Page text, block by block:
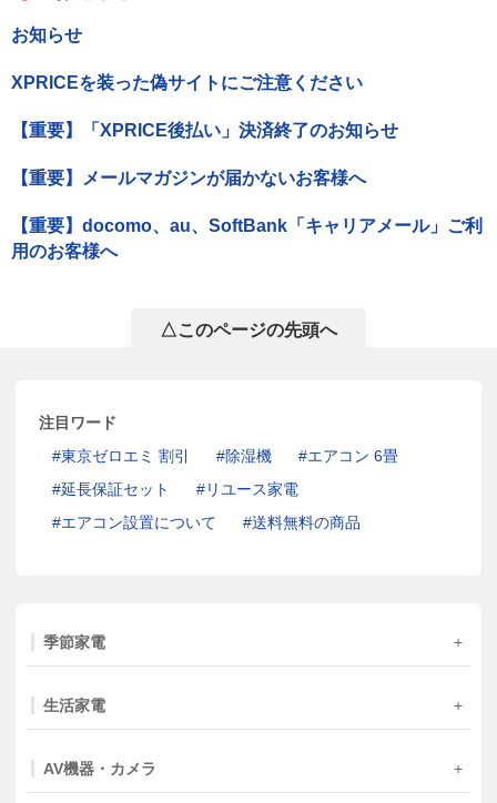
お知らせ
XPRICEを装った偽サイトにご注意ください
【重要】「XPRICE後払い」決済終了のお知らせ
【重要】メールマガジンが届かないお客様へ
【重要】docomo、au、SoftBank「キャリアメール」ご利
用のお客様へ
△このページの先頭へ
注目ワード
東京ゼロエミ 割引
除湿機
エアコン 6畳
延長保証セット
リユース家電
エアコン設置について
送料無料の商品
季節家電
生活家電
AV機器・カメラ